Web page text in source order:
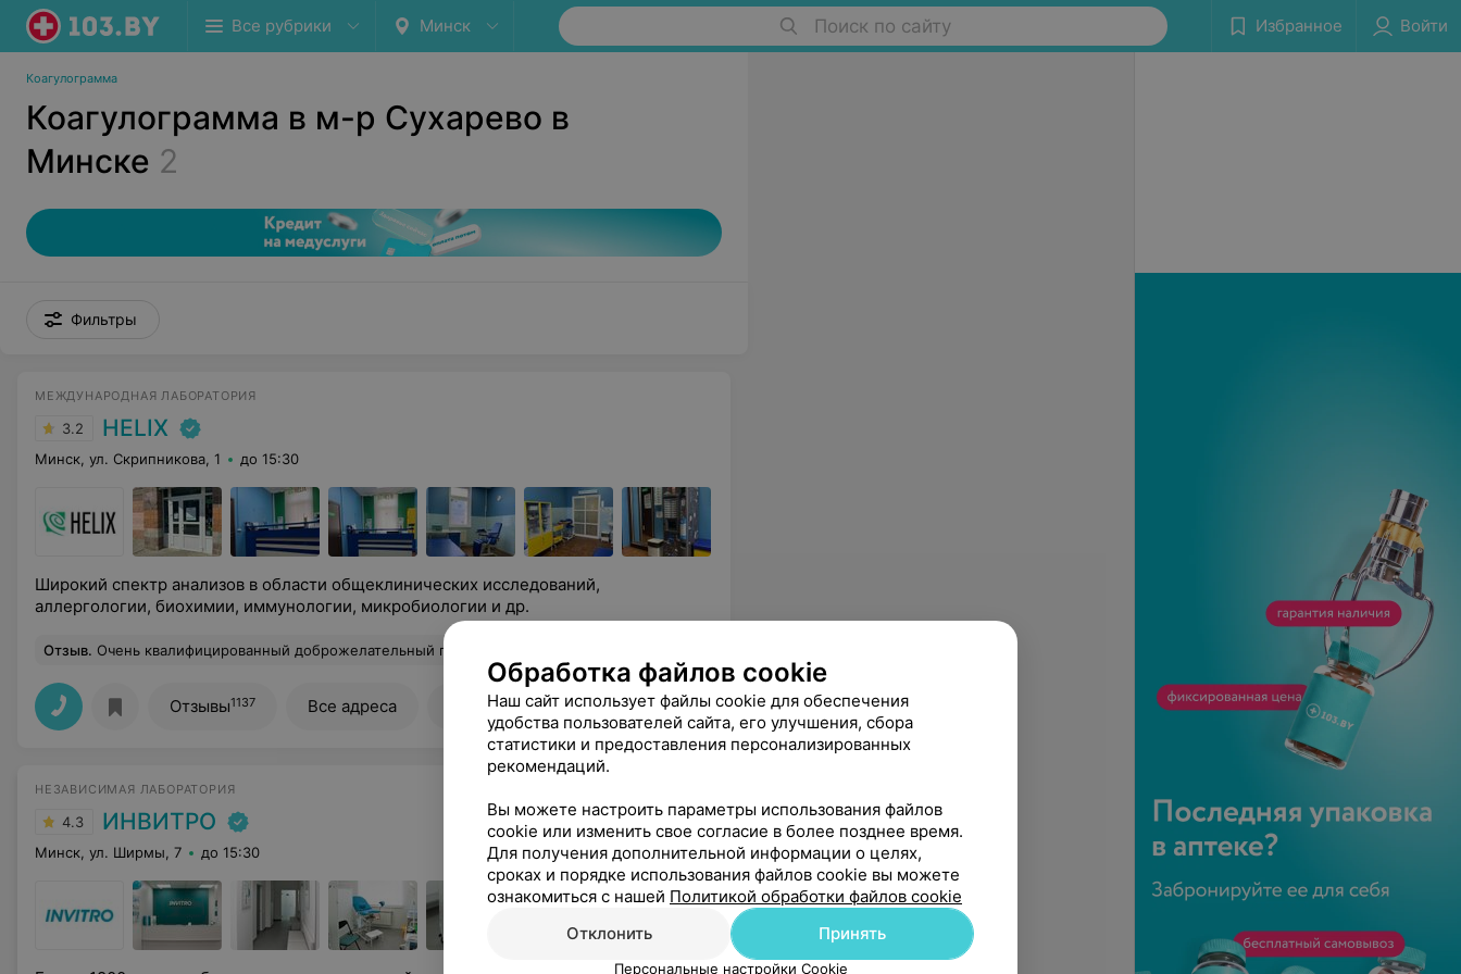
Все рубрики Минск Поиск по сайту Избранное Войти
Коагулограмма
Коагулограмма в м-р Сухарево в
Минске 2
Фильтры
МЕЖДУНАРОДНАЯ ЛАБОРАТОРИЯ
3.2 HELIX
Минск, ул. Скрипникова, 1 до 15:30
Широкий спектр анализов в области общеклинических исследований,
аллергологии, биохимии, иммунологии, микробиологии и др.
Отзыв. Очень квалифицированный доброжелательный персонал. Анализы: пакет печень, пакет АИТ, пакет поджелудочная и витамины группы Д. Скидки и специальные предложения
Отзывы1137 Все адреса Все цены
НЕЗАВИСИМАЯ ЛАБОРАТОРИЯ
4.3 ИНВИТРО
Минск, ул. Ширмы, 7 до 15:30
Обработка файлов cookie
Наш сайт использует файлы cookie для обеспечения
удобства пользователей сайта, его улучшения, сбора
статистики и предоставления персонализированных
рекомендаций.
Вы можете настроить параметры использования файлов
cookie или изменить свое согласие в более позднее время.
Для получения дополнительной информации о целях,
сроках и порядке использования файлов cookie вы можете
ознакомиться с нашей Политикой обработки файлов cookie
Отклонить
Принять
Персональные настройки Cookie